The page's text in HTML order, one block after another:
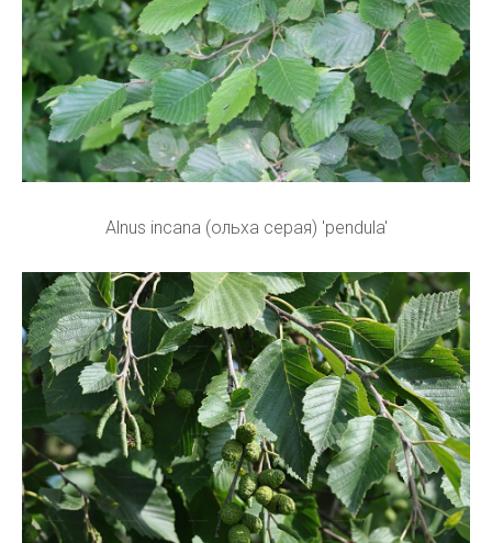
Alnus incana (ольха серая) 'pendula'